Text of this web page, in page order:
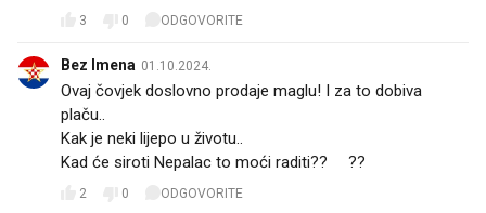
3 0 ODGOVORITE
Bez Imena 01.10.2024.
Ovaj čovjek doslovno prodaje maglu! I za to dobiva
plaču.. 😔🤮
Kak je neki lijepo u životu..
Kad će siroti Nepalac to moći raditi??😜??
2 0 ODGOVORITE